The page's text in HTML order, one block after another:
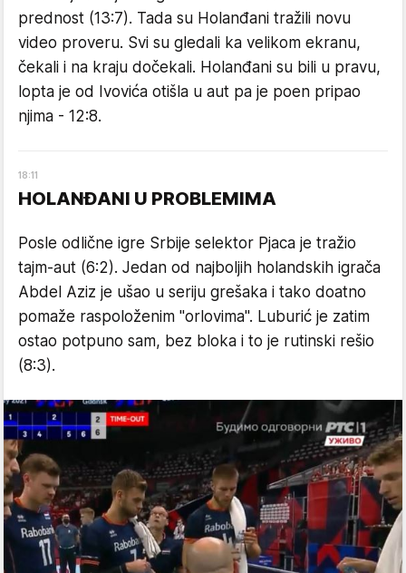
prednost (13:7). Tada su Holanđani tražili novu
video proveru. Svi su gledali ka velikom ekranu,
čekali i na kraju dočekali. Holanđani su bili u pravu,
lopta je od Ivovića otišla u aut pa je poen pripao
njima - 12:8.
18:11
HOLANĐANI U PROBLEMIMA
Posle odlične igre Srbije selektor Pjaca je tražio
tajm-aut (6:2). Jedan od najboljih holandskih igrača
Abdel Aziz je ušao u seriju grešaka i tako doatno
pomaže raspoloženim "orlovima". Luburić je zatim
ostao potpuno sam, bez bloka i to je rutinski rešio
(8:3).